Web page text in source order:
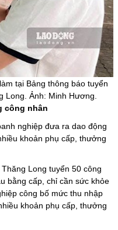
tại Bảng thông báo tuyển
Long. Ảnh: Minh Hương.
công nhân
nghiệp đưa ra dao động
khoản phụ cấp, thưởng
Long tuyển 50 công
bằng cấp, chỉ cần sức khỏe
công bố mức thu nhập
khoản phụ cấp, thưởng